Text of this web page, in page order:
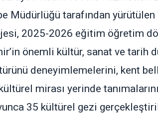
Müdürlüğü tarafından
2025-2026 eğitim öğretim
önemli kültür, sanat ve tarih
deneyimlemelerini, kent
mirası yerinde
35 kültürel gezi